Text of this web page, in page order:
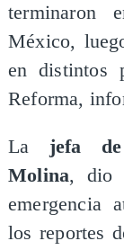
terminaron
México,
en distintos
Reforma,
La jefa
Molina, dio
emergencia
los reportes